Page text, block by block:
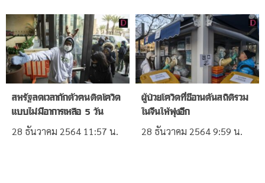
สหรัฐลดเวลากักตัวคนติดโควิด
แบบไม่มีอาการเหลือ 5 วัน
28 ธันวาคม 2564 11:57 น.
ผู้ป่วยโควิดที่ซีอานดันสถิติรวม
ในจีนให้พุ่งอีก
28 ธันวาคม 25649:59 น.